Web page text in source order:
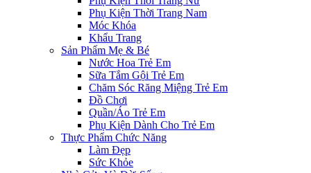
Phụ Kiện Thời Trang Nam
Móc Khóa
Khẩu Trang
Sản Phẩm Mẹ & Bé
Nước Hoa Trẻ Em
Sữa Tắm Gội Trẻ Em
Chăm Sóc Răng Miệng Trẻ Em
Đồ Chơi
Quần/Áo Trẻ Em
Phụ Kiện Dành Cho Trẻ Em
Thực Phẩm Chức Năng
Làm Đẹp
Sức Khỏe